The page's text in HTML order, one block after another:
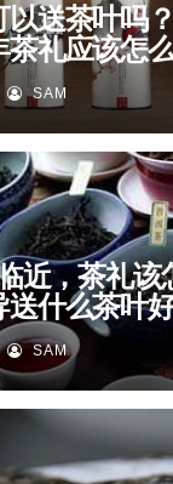
以送茶叶吗
礼应该怎
SAM
近，茶礼该
送什么茶叶
SAM